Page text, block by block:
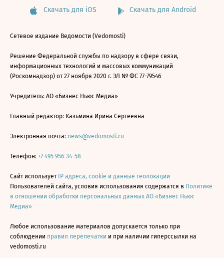
Скачать для iOS Скачать для Android
Сетевое издание Ведомости (Vedomosti)
Решение Федеральной службы по надзору в сфере связи,
информационных технологий и массовых коммуникаций
(Роскомнадзор) от 27 ноября 2020 г. ЭЛ № ФС 77-79546
Учредитель: АО «Бизнес Ньюс Медиа»
Главный редактор: Казьмина Ирина Сергеевна
Электронная почта: news@vedomosti.ru
Телефон: +7 495 956-34-58
Сайт использует IP адреса, cookie и данные геолокации
Пользователей сайта, условия использования содержатся в Политике
в отношении обработки персональных данных АО «Бизнес Ньюс
Медиа»
Любое использование материалов допускается только при
соблюдении правил перепечатки и при наличии гиперссылки на
vedomosti.ru